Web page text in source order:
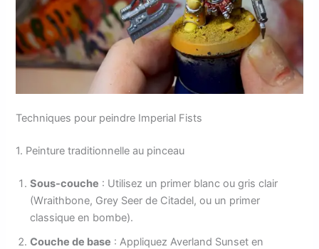
Techniques pour peindre Imperial Fists
1. Peinture traditionnelle au pinceau
Sous-couche : Utilisez un primer blanc ou gris clair
(Wraithbone, Grey Seer de Citadel, ou un primer
classique en bombe).
Couche de base : Appliquez Averland Sunset en